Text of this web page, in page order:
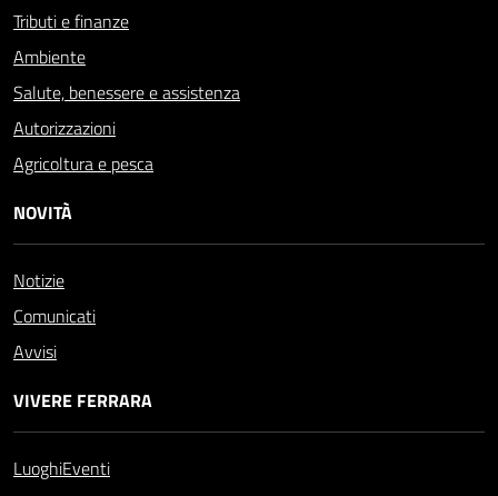
Tributi e finanze
Ambiente
Salute, benessere e assistenza
Autorizzazioni
Agricoltura e pesca
NOVITÀ
Notizie
Comunicati
Avvisi
VIVERE FERRARA
LuoghiEventi